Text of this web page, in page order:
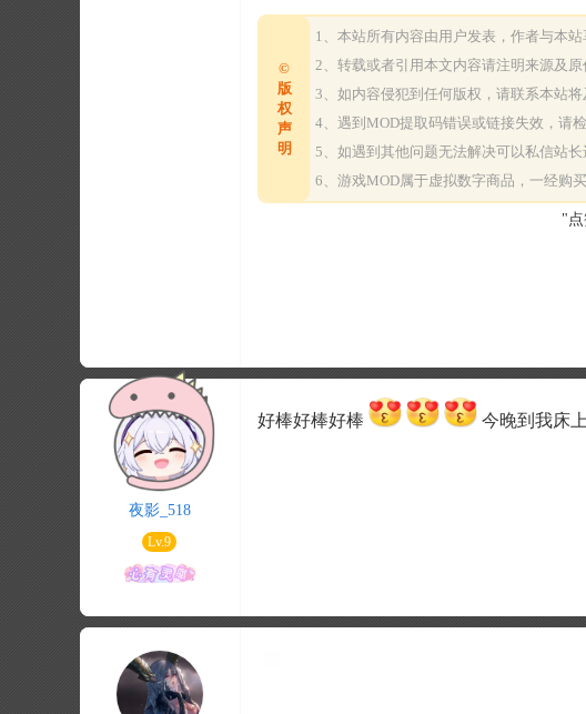
©
版
权
声
明
1、本站所有内容由用户发表，作者与本站
2、转载或者引用本文内容请注明来源及原
3、如内容侵犯到任何版权，请联系本站将
4、遇到MOD提取码错误或链接失效，请
5、如遇到其他问题无法解决可以私信站长
6、游戏MOD属于虚拟数字商品，一经购
"
夜影_518
Lv.9
好棒好棒好棒 今晚到我床